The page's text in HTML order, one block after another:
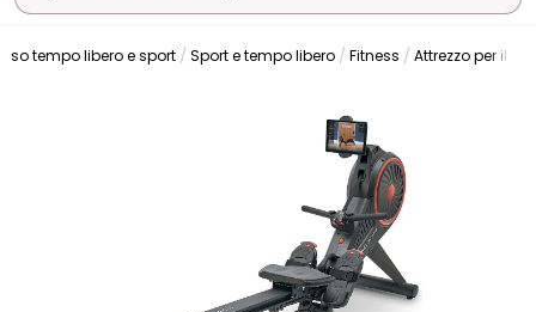
tempo libero e sport Sport e tempo libero Fitness Attrezzo per il